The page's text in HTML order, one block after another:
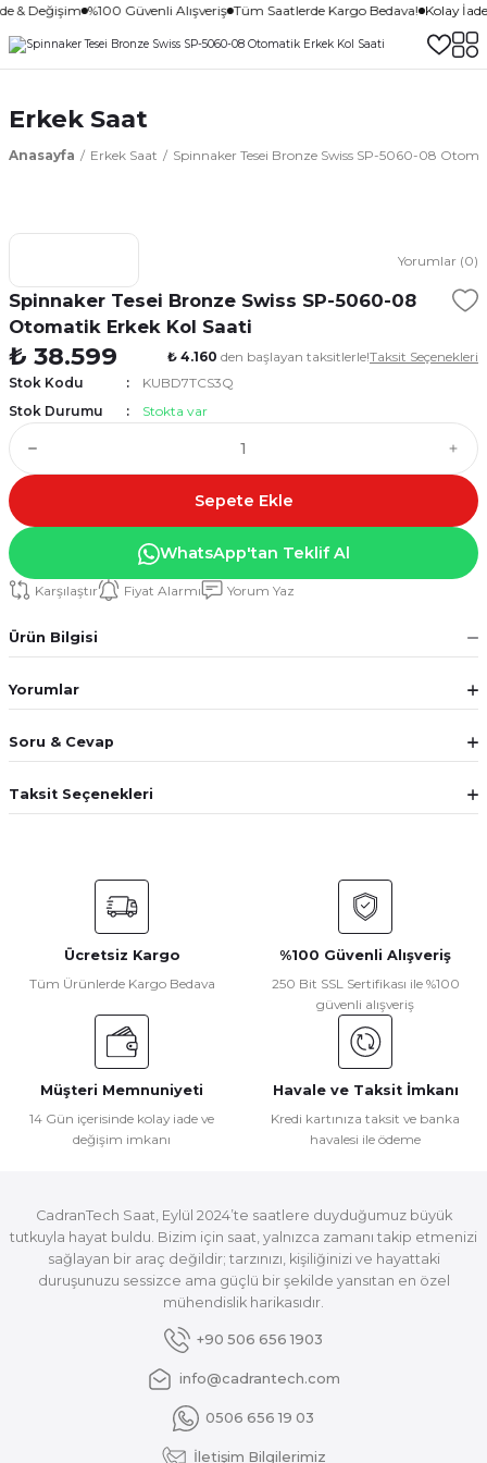
& Değişim %100 Güvenli Alışveriş Tüm Saatlerde Kargo Bedava! Kolay
Erkek Saat
Anasayfa Erkek Saat Spinnaker Tesei Bronze Swiss SP-5060-08
Yorumlar (0)
Spinnaker Tesei Bronze Swiss SP-5060-08
Otomatik Erkek Kol Saati
₺ 38.599 ₺ 4.160 den başlayan taksitlerle!Taksit Seçenekleri
Stok Kodu
KUBD7TCS3Q
Stok Durumu
Stokta var
Sepete Ekle
WhatsApp'tan Teklif Al
Karşılaştır Fiyat Alarmı Yorum Yaz
Ürün Bilgisi
Yorumlar
Soru & Cevap
Taksit Seçenekleri
Ücretsiz Kargo
Tüm Ürünlerde Kargo Bedava
%100 Güvenli Alışveriş
250 Bit SSL Sertifikası ile %100
güvenli alışveriş
Müşteri Memnuniyeti
14 Gün içerisinde kolay iade ve
değişim imkanı
Havale ve Taksit İmkanı
Kredi kartınıza taksit ve banka
havalesi ile ödeme
CadranTech Saat, Eylül 2024’te saatlere duyduğumuz büyük
tutkuyla hayat buldu. Bizim için saat, yalnızca zamanı takip etmenizi
sağlayan bir araç değildir; tarzınızı, kişiliğinizi ve hayattaki
duruşunuzu sessizce ama güçlü bir şekilde yansıtan en özel
mühendislik harikasıdır.
+90 506 656 1903
info@cadrantech.com
0506 656 19 03
İletişim Bilgilerimiz